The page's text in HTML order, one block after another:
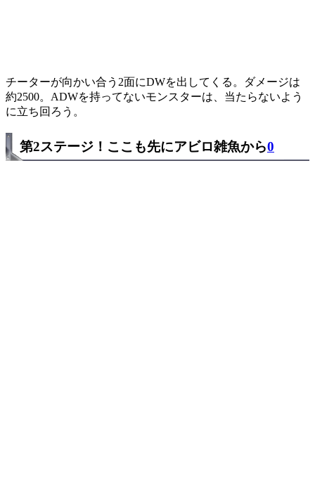
チーターが向かい合う2面にDWを出してくる。ダメージは
約2500。ADWを持ってないモンスターは、当たらないよう
に立ち回ろう。
第2ステージ！ここも先にアビロ雑魚から0